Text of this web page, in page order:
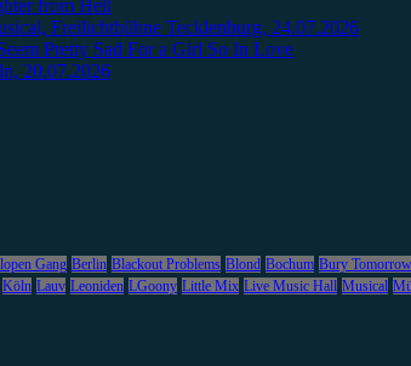
from Hell
Freilichtbühne Tecklenburg, 24.07.2026
Pretty Sad For a Girl So In Love
20.07.2026
Gang Berlin Blackout Problems Blond Bochum Bury Tomorrow
Köln Lauv Leoniden LGoony Little Mix Live Music Hall Musical